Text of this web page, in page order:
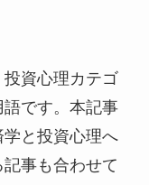
資心理カテゴ
語です。本記事
と投資心理へ
事も合わせて